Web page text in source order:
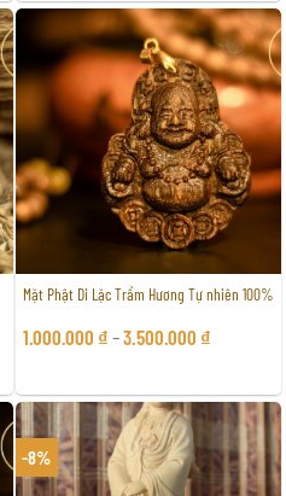
950.000 ₫.
Mặt Phật Di Lặc Trầm Hương Tự nhiên 100%
1.000.000 ₫ –3.500.000 ₫
-8%